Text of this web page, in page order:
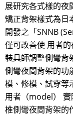
展研究各式樣的夜
矯正背架樣式為日
開發之「SNNB
僅可改善使 用者
裝具師調整側彎背
側彎夜間背架的功
模、修模、試穿等
用者（model）
椎側彎夜間背架的